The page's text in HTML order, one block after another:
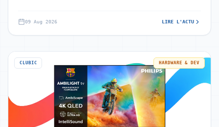
09 Aug 2026 LIRE L'ACTU
CLUBIC HARDWARE & DEV